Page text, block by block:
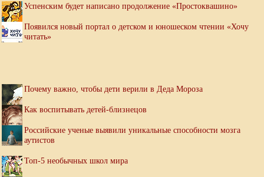
Успенским будет написано продолжение «Простоквашино»
Появился новый портал о детском и юношеском чтении «Хочу
читать»
Почему важно, чтобы дети верили в Деда Мороза
Как воспитывать детей-близнецов
Российские ученые выявили уникальные способности мозга
аутистов
Топ-5 необычных школ мира